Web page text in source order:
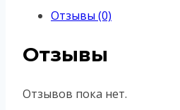
Отзывы (0)
Отзывы
Отзывов пока нет.